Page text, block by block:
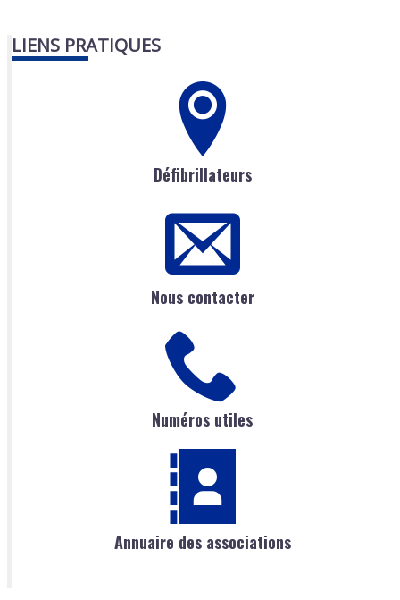
LIENS PRATIQUES
Défibrillateurs
Nous contacter
Numéros utiles
Annuaire des associations